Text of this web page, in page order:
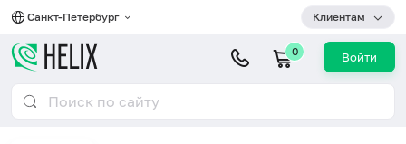
Санкт-Петербург Клиентам
0 Войти